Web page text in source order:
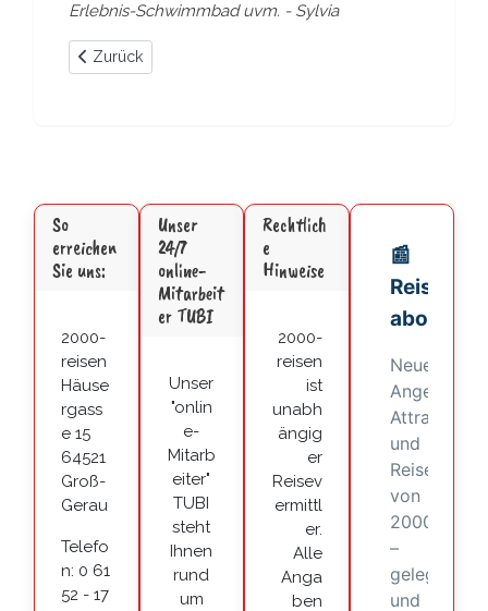
Erlebnis-Schwimmbad uvm. - Sylvia
Vorheriger Beitrag: Disneys Hotel Santa Fe
Zurück
So
erreichen
Sie uns:
2000-
reisen
Häuse
rgass
e 15
64521
Groß-
Gerau
Telefo
n: 0 61
52 - 17
Unser
24/7
online-
Mitarbeit
er TUBI
Unser
"onlin
e-
Mitarb
eiter"
TUBI
steht
Ihnen
rund
um
Rechtlich
e
Hinweise
2000-
reisen
ist
unabh
ängig
er
Reisev
ermittl
er.
Alle
Anga
ben